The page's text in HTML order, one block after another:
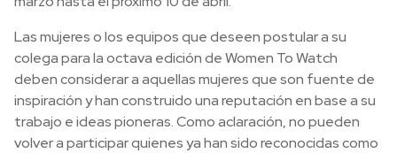
Las mujeres o los equipos que deseen postular a su
colega para la octava edición de Women To Watch
deben considerar a aquellas mujeres que son fuente de
inspiración y han construido una reputación en base a su
trabajo e ideas pioneras. Como aclaración, no pueden
volver a participar quienes ya han sido reconocidas como